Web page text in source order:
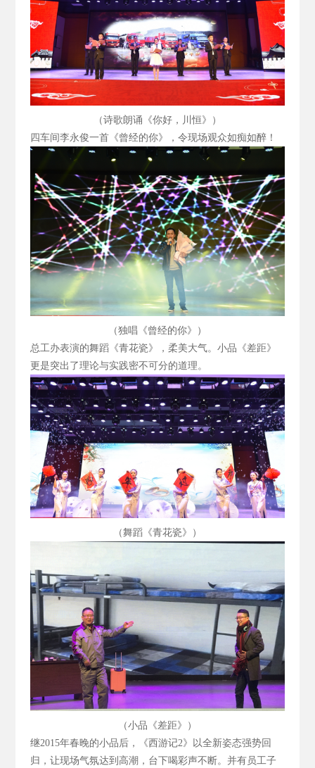
（诗歌朗诵《你好，川恒》）
四车间李永俊一首《曾经的你》，令现场观众如痴如醉！
（独唱《曾经的你》）
总工办表演的舞蹈《青花瓷》，柔美大气。小品《差距》
更是突出了理论与实践密不可分的道理。
（舞蹈《青花瓷》）
（小品《差距》）
继2015年春晚的小品后，《西游记2》以全新姿态强势回
归，让现场气氛达到高潮，台下喝彩声不断。并有员工子